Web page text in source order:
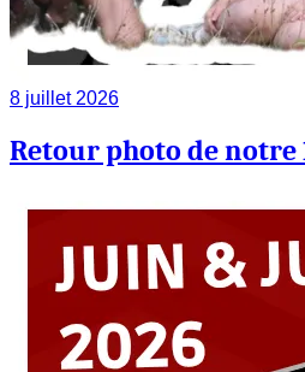
8 juillet 2026
Retour photo de notre